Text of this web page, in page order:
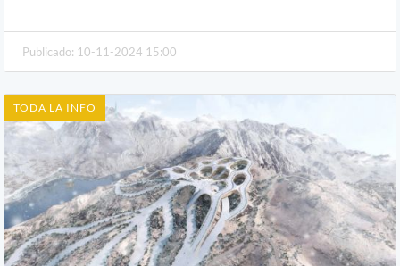
Publicado: 10-11-2024 15:00
TODA LA INFO